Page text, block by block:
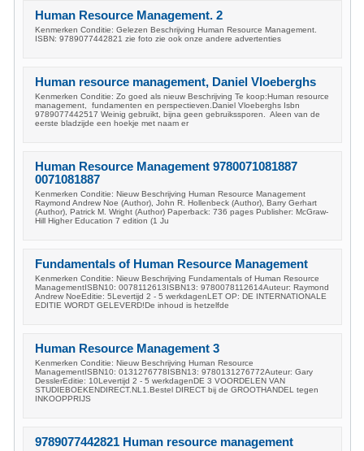
Human Resource Management. 2
Kenmerken Conditie: Gelezen Beschrijving Human Resource Management.
ISBN: 9789077442821 zie foto zie ook onze andere advertenties
Human resource management, Daniel Vloeberghs
Kenmerken Conditie: Zo goed als nieuw Beschrijving Te koop:Human resource
management, fundamenten en perspectieven.Daniel Vloeberghs Isbn
9789077442517 Weinig gebruikt, bijna geen gebruikssporen. Aleen van de
eerste bladzijde een hoekje met naam er
Human Resource Management 9780071081887
0071081887
Kenmerken Conditie: Nieuw Beschrijving Human Resource Management
Raymond Andrew Noe (Author), John R. Hollenbeck (Author), Barry Gerhart
(Author), Patrick M. Wright (Author) Paperback: 736 pages Publisher: McGraw-
Hill Higher Education 7 edition (1 Ju
Fundamentals of Human Resource Management
Kenmerken Conditie: Nieuw Beschrijving Fundamentals of Human Resource
ManagementISBN10: 0078112613ISBN13: 9780078112614Auteur: Raymond
Andrew NoeEditie: 5Levertijd 2 - 5 werkdagenLET OP: DE INTERNATIONALE
EDITIE WORDT GELEVERD!De inhoud is hetzelfde
Human Resource Management 3
Kenmerken Conditie: Nieuw Beschrijving Human Resource
ManagementISBN10: 0131276778ISBN13: 9780131276772Auteur: Gary
DesslerEditie: 10Levertijd 2 - 5 werkdagenDE 3 VOORDELEN VAN
STUDIEBOEKENDIRECT.NL1.Bestel DIRECT bij de GROOTHANDEL tegen
INKOOPPRIJS
9789077442821 Human resource management